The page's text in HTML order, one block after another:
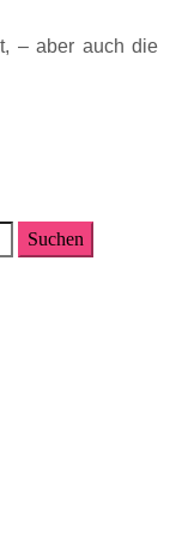
– aber auch die